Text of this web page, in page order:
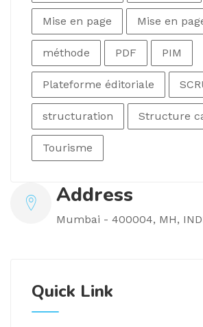
Mise en page Mise en
méthode PDF PIM
Plateforme éditoriale
structuration Structure
Tourisme
Address
Mumbai - 400004, MH,
Quick Link